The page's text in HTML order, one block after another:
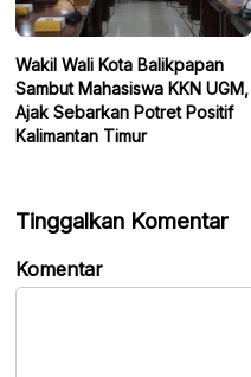
Wakil Wali Kota Balikpapan
Sambut Mahasiswa KKN UGM,
Ajak Sebarkan Potret Positif
Kalimantan Timur
Tinggalkan Komentar
Komentar